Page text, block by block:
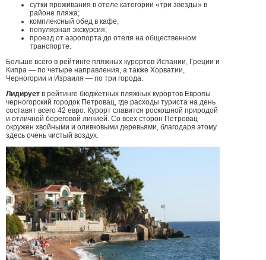
сутки проживания в отеле категории «три звезды» в
районе пляжа;
комплексный обед в кафе;
популярная экскурсия;
проезд от аэропорта до отеля на общественном
транспорте.
Больше всего в рейтинге пляжных курортов Испании, Греции и
Кипра — по четыре направления, а также Хорватии,
Черногории и Израиля — по три города.
Лидирует в рейтинге бюджетных пляжных курортов Европы
черногорский городок Петровац, где расходы туриста на день
составят всего 42 евро. Курорт славится роскошной природой
и отличной береговой линией. Со всех сторон Петровац
окружен хвойными и оливковыми деревьями, благодаря этому
здесь очень чистый воздух.